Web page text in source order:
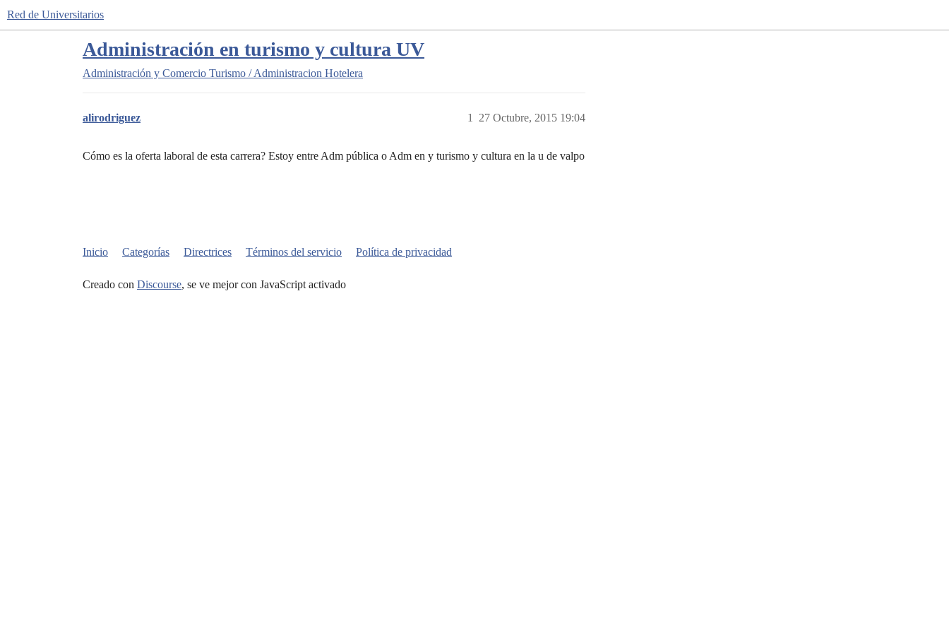
Red de Universitarios
Administración en turismo y cultura UV
Administración y Comercio Turismo / Administracion Hotelera
alirodriguez 27 Octubre, 2015 19:04
1
Cómo es la oferta laboral de esta carrera? Estoy entre Adm pública o Adm en y turismo y cultura en la u de valpo
Inicio Categorías Directrices Términos del servicio Política de privacidad
Creado con Discourse, se ve mejor con JavaScript activado